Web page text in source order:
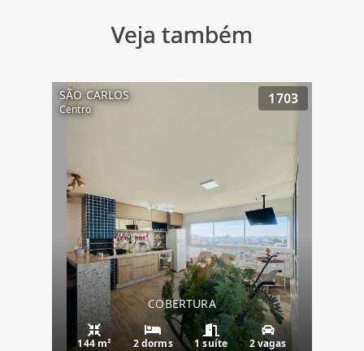
Veja também
SÃO CARLOS
Centro
1703
COBERTURA
144 m² 2 dorms 1 suíte 2 vagas